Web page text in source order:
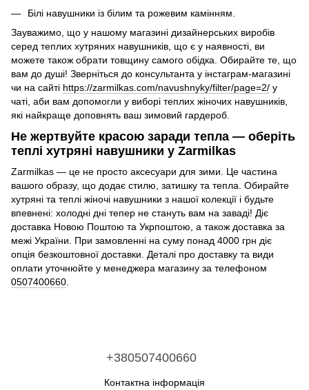
Білі навушники із білим та рожевим камінням.
Зауважимо, що у нашому магазині дизайнерських виробів
серед теплих хутряних навушників, що є у наявності, ви
можете також обрати товщину самого обідка. Обирайте те, що
вам до душі! Зверніться до консультанта у інстаграм-магазині
чи на сайті https://zarmilkas.com/navushnyky/filter/page=2/ у
чаті, аби вам допомогли у виборі теплих жіночих навушників,
які найкраще доповнять ваш зимовий гардероб.
Не жертвуйте красою заради тепла — оберіть
теплі хутряні навушники у Zarmilkas
Zarmilkas — це не просто аксесуари для зими. Це частина
вашого образу, що додає стилю, затишку та тепла. Обирайте
хутряні та теплі жіночі навушники з нашої колекції і будьте
впевнені: холодні дні тепер не стануть вам на заваді! Діє
доставка Новою Поштою та Укрпоштою, а також доставка за
межі України. При замовленні на суму понад 4000 грн діє
опція безкоштовної доставки. Деталі про доставку та види
оплати уточнюйте у менеджера магазину за телефоном
0507400660
+380507400660
Контактна інформація